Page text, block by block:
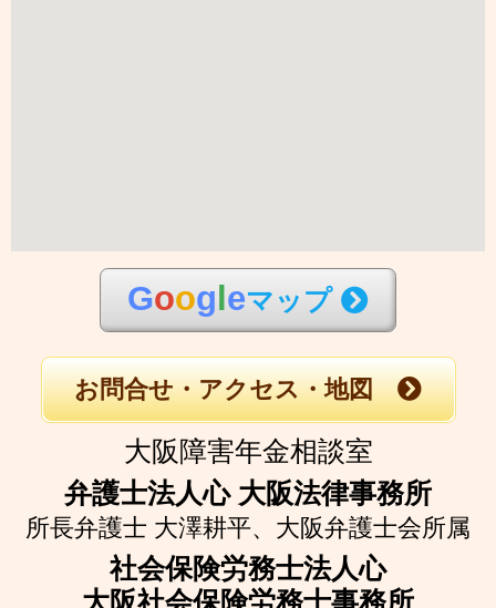
Goog eマップ
お問合せ・アクセス・地図
大阪障害年金相談室
弁護士法人心 大阪法律事務所
所長弁護士 大澤耕平、 大阪弁護士会所属
社会保険労務士法人心
大阪社会保険労務士事務所